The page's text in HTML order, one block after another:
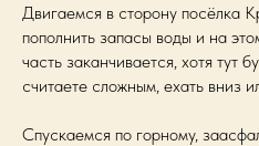
Двигаемся в сторону посёлка
пополнить запасы воды и на
часть заканчивается, хотя тут
считаете сложным, ехать вниз
Спускаемся по горному,